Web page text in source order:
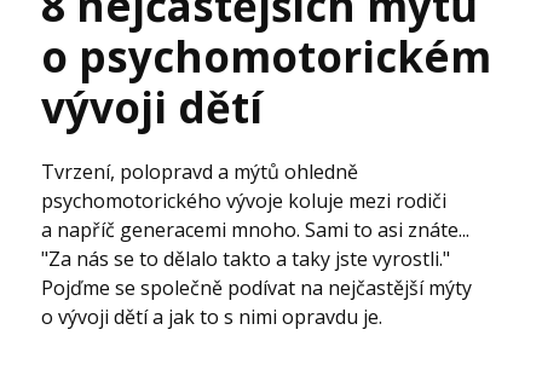
o psychomotorickém
vývoji dětí
Tvrzení, polopravd a mýtů ohledně
psychomotorického vývoje koluje mezi rodiči
a napříč generacemi mnoho. Sami to asi znáte...
"Za nás se to dělalo takto a taky jste vyrostli."
Pojďme se společně podívat na nejčastější mýty
o vývoji dětí a jak to s nimi opravdu je.